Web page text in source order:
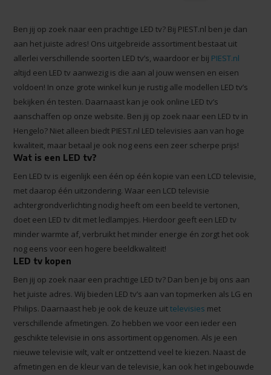
Ben jij op zoek naar een prachtige LED tv? Bij PIEST.nl ben je dan
aan het juiste adres! Ons uitgebreide assortiment bestaat uit
allerlei verschillende soorten LED tv’s, waardoor er bij PIEST.nl
altijd een LED tv aanwezig is die aan al jouw wensen en eisen
voldoen! In onze grote winkel kun je rustig alle modellen LED tv’s
bekijken én testen. Daarnaast kan je ook online LED tv’s
aanschaffen op onze website. Ben jij op zoek naar een LED tv in
Hengelo? Niet alleen biedt PIEST.nl LED televisies aan van hoge
kwaliteit, maar betaal je ook nog eens een zeer scherpe prijs!
Wat is een LED tv?
Een LED tv is eigenlijk een één op één kopie van een LCD televisie,
met daarop één uitzondering. Waar een LCD televisie
achtergrondverlichting nodig heeft om een beeld te vertonen,
doet een LED tv dit met ledlampjes. Hierdoor geeft een LED tv
minder warmte af, verbruikt het minder energie én zorgt het ook
nog eens voor een hogere beeldkwaliteit!
LED tv kopen
Ben jij op zoek naar een prachtige LED tv? Dan ben je bij ons aan
het juiste adres. Wij bieden LED tv’s aan van topmerken als LG en
Philips. Daarnaast heb je ook de keuze uittelevisies met
verschillende afmetingen. Zo hebben we voor een ieder een
geschikte televisie in ons assortiment opgenomen. Als je een
nieuwe televisie wilt, valt er ontzettend veel te kiezen. Naast de
afmetingen en de kleur van de televisie, kan ook het ingebouwde